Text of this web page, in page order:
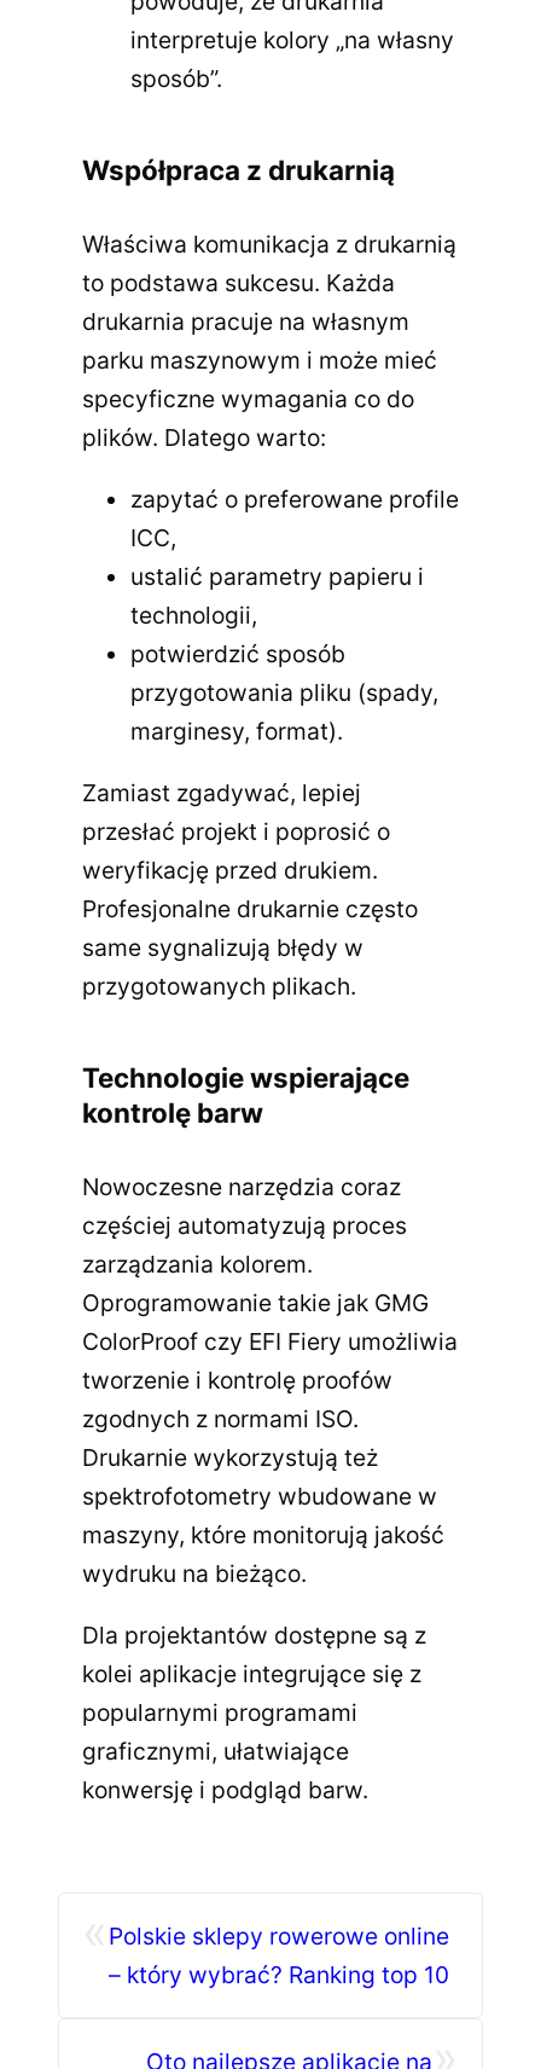
interpretuje kolory „na własny
sposób”.
Współpraca z drukarnią
Właściwa komunikacja z drukarnią
to podstawa sukcesu. Każda
drukarnia pracuje na własnym
parku maszynowym i może mieć
specyficzne wymagania co do
plików. Dlatego warto:
zapytać o preferowane profile
ICC,
ustalić parametry papieru i
technologii,
potwierdzić sposób
przygotowania pliku (spady,
marginesy, format).
Zamiast zgadywać, lepiej
przesłać projekt i poprosić o
weryfikację przed drukiem.
Profesjonalne drukarnie często
same sygnalizują błędy w
przygotowanych plikach.
Technologie wspierające
kontrolę barw
Nowoczesne narzędzia coraz
częściej automatyzują proces
zarządzania kolorem.
Oprogramowanie takie jak GMG
ColorProof czy EFI Fiery umożliwia
tworzenie i kontrolę proofów
zgodnych z normami ISO.
Drukarnie wykorzystują też
spektrofotometry wbudowane w
maszyny, które monitorują jakość
wydruku na bieżąco.
Dla projektantów dostępne są z
kolei aplikacje integrujące się z
popularnymi programami
graficznymi, ułatwiające
konwersję i podgląd barw.
Polskie sklepy rowerowe online
– który wybrać? Ranking top 10
Oto najlepsze aplikacje na